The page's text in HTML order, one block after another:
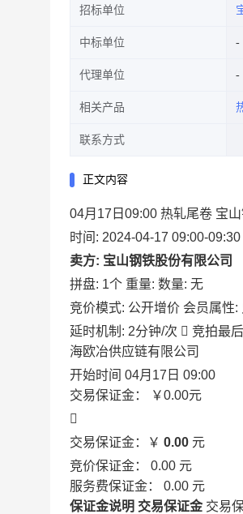
招标单位
中标单位
代理单位
相关产品
联系方式
正文内容
04月17日09:00 热轧尾卷 宝
时间: 2024-04-17 09:00-09:30
卖方: 宝山钢铁股份有限公司
拼盘: 1个 重量: 数量: 无
竞价模式: 公开增价 会员属性:
延时机制: 2分钟/次  竞拍最
海欧冶供应链有限公司
开始时间 04月17日 09:00
交易保证金：
￥0.00元

交易保证金：￥ 0.00 元
竞价保证金： 0.00 元
服务费保证金： 0.00 元
保证金说明 交易保证金 交易